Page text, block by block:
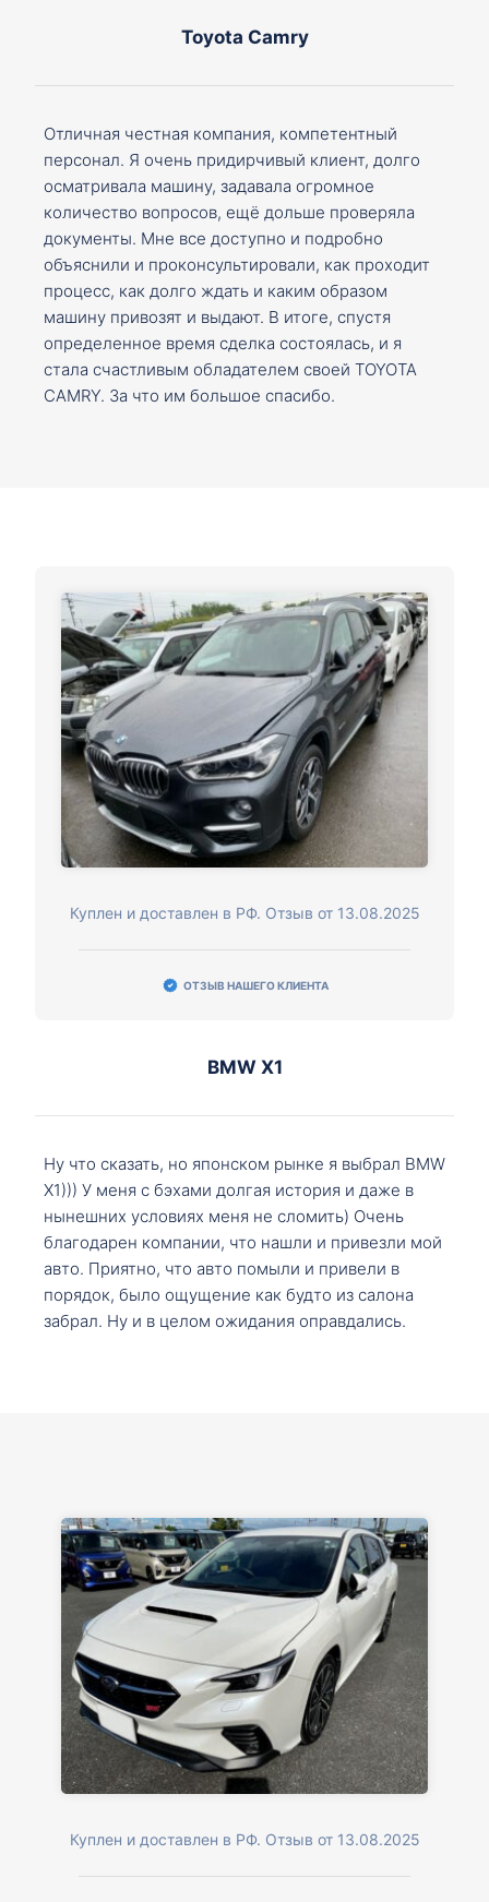
Toyota Camry
Отличная честная компания, компетентный
персонал. Я очень придирчивый клиент, долго
осматривала машину, задавала огромное
количество вопросов, ещё дольше проверяла
документы. Мне все доступно и подробно
объяснили и проконсультировали, как проходит
процесс, как долго ждать и каким образом
машину привозят и выдают. В итоге, спустя
определенное время сделка состоялась, и я
стала счастливым обладателем своей TOYOTA
CAMRY. За что им большое спасибо.
Куплен и доставлен в РФ. Отзыв от 13.08.2025
ОТЗЫВ НАШЕГО КЛИЕНТА
BMW X1
Ну что сказать, но японском рынке я выбрал BMW
X1))) У меня с бэхами долгая история и даже в
нынешних условиях меня не сломить) Очень
благодарен компании, что нашли и привезли мой
авто. Приятно, что авто помыли и привели в
порядок, было ощущение как будто из салона
забрал. Ну и в целом ожидания оправдались.
Куплен и доставлен в РФ. Отзыв от 13.08.2025